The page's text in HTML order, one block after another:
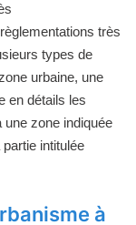
très
types de
urbaine, une
en détails les
zone indiquée
intitulée
à